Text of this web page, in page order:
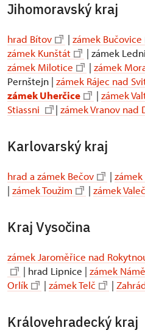
Jihomoravský kraj
hrad Bítov | zámek Bučovice
zámek Kunštát
| zámek
zámek Milotice
| zámek
Pernštejn | zámek Rájec nad
zámek Uherčice
| zámek
Stiassni
| zámek Vranov nad
Karlovarský kraj
hrad a zámek Bečov |
| zámek Toužim | zámek Valeč
Kraj Vysočina
zámek Jaroměřice nad
| hrad Lipnice | zámek
Orlík
| zámek Telč |
Královehradecký kraj